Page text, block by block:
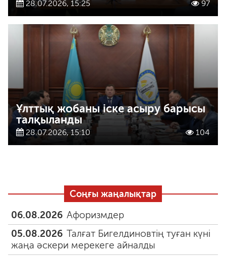
28.07.2026, 15:25 97
Ұлттық жобаны іске асыру барысы
талқыланды
28.07.2026, 15:10 104
Соңғы жаңалықтар
06.08.2026 Афоризмдер
05.08.2026 Талғат Бигелдиновтің туған күні
жаңа әскери мерекеге айналды